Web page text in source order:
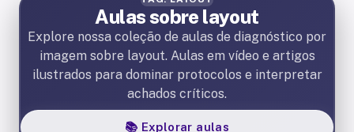
Aulas sobre layout
Explore nossa coleção de aulas de diagnóstico por
imagem sobre layout. Aulas em vídeo e artigos
ilustrados para dominar protocolos e interpretar
achados críticos.
📚 Explorar aulas